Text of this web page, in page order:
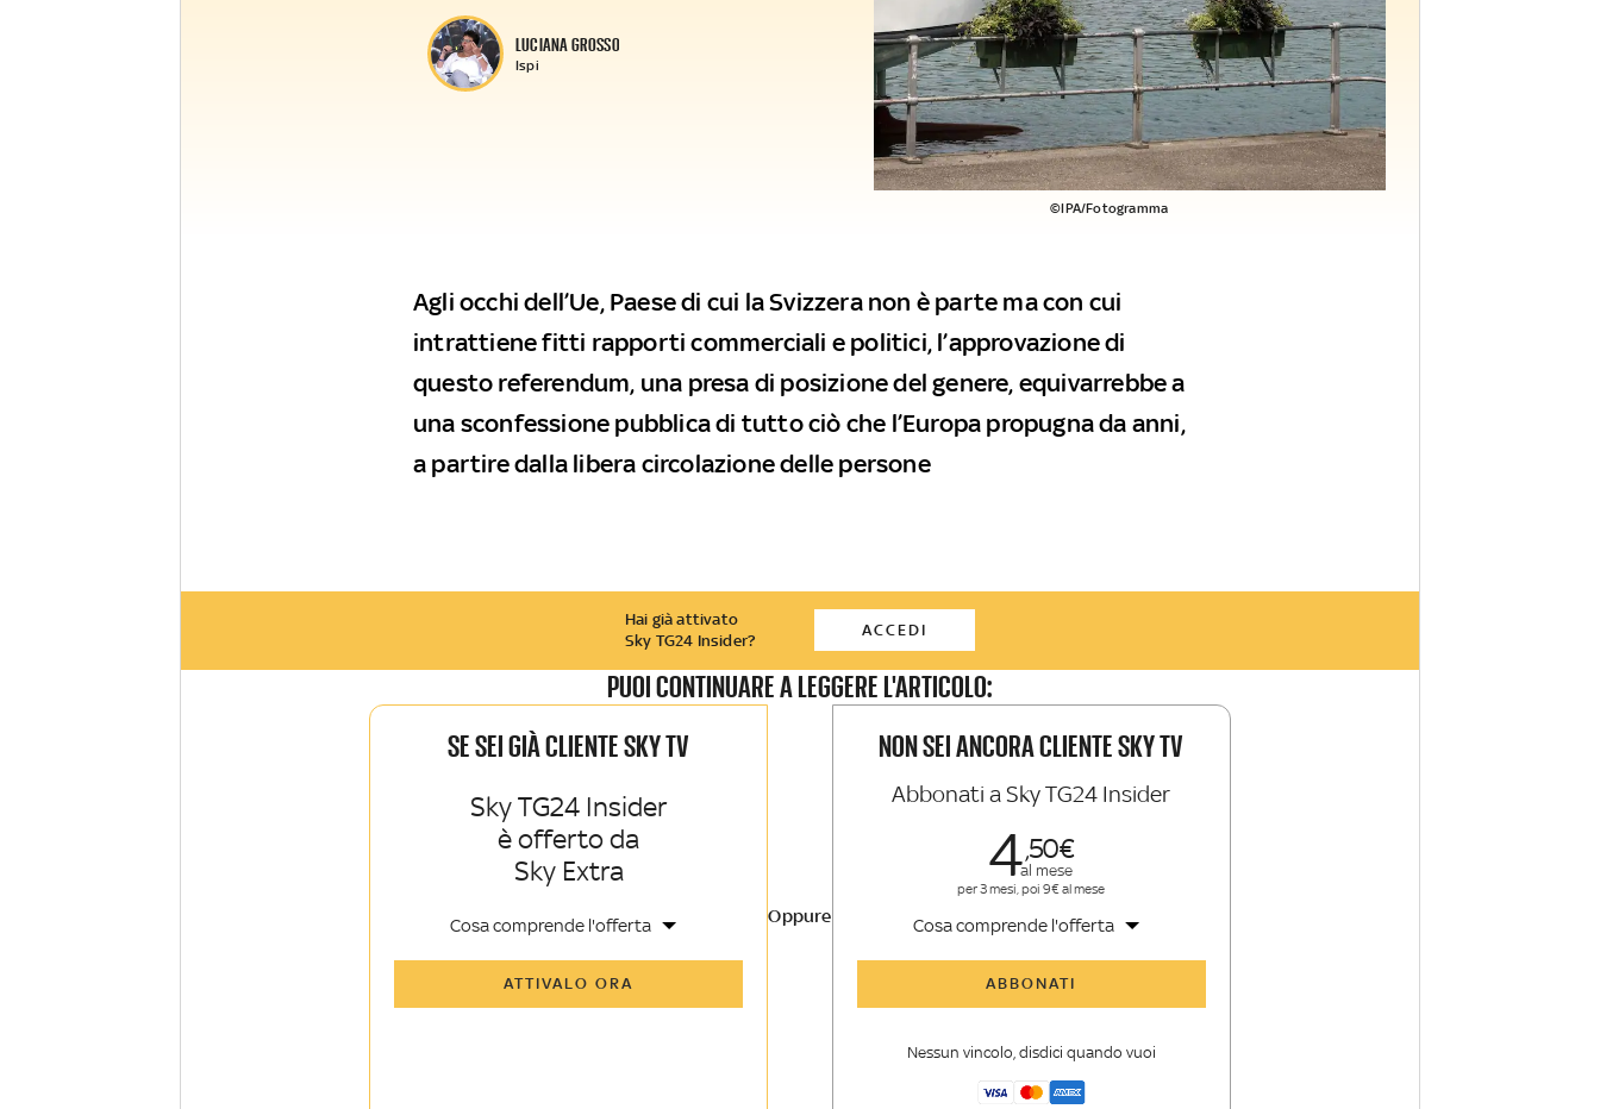
LUCIANA GROSSO
Ispi
©IPA/Fotogramma
Agli occhi dell’Ue, Paese di cui la Svizzera non è parte ma con cui
intrattiene fitti rapporti commerciali e politici, l’approvazione di
questo referendum, una presa di posizione del genere, equivarrebbe a
una sconfessione pubblica di tutto ciò che l’Europa propugna da anni,
a partire dalla libera circolazione delle persone
Hai già attivato
Sky TG24 Insider?
ACCEDI
PUOI CONTINUARE A LEGGERE L'ARTICOLO:
SE SEI GIÀ CLIENTE SKY TV
Sky TG24 Insider
è offerto da
Sky Extra
Cosa comprende l'offerta
Sky Sport Insider
ATTIVALO ORA
Oppure
NON SEI ANCORA CLIENTE SKY TV
Abbonati a Sky TG24 Insider
450
al mese
per 3 mesi, poi 9€ al mese
Cosa comprende l'offerta
ABBONATI
Nessun vincolo, disdici quando vuoi